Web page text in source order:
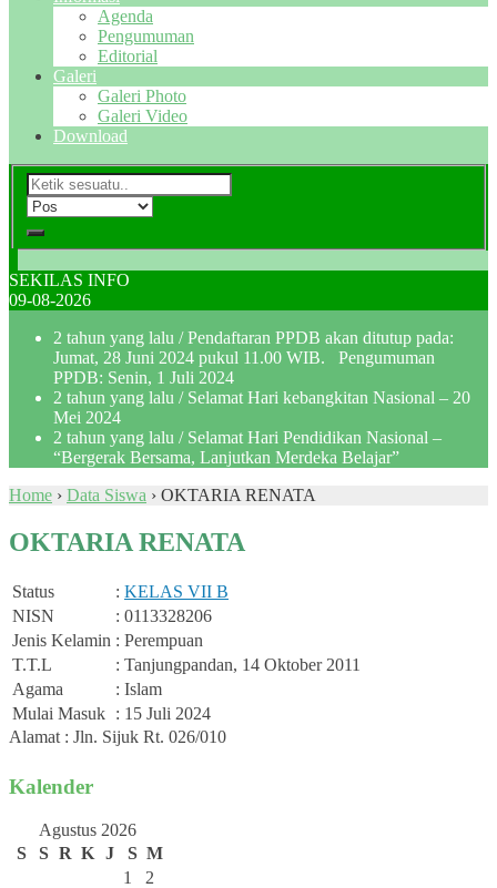
Agenda
Pengumuman
Editorial
Galeri
Galeri Photo
Galeri Video
Download
SEKILAS INFO
09-08-2026
2 tahun yang lalu / Pendaftaran PPDB akan ditutup pada:
Jumat, 28 Juni 2024 pukul 11.00 WIB. Pengumuman
PPDB: Senin, 1 Juli 2024
2 tahun yang lalu / Selamat Hari kebangkitan Nasional – 20
Mei 2024
2 tahun yang lalu / Selamat Hari Pendidikan Nasional –
“Bergerak Bersama, Lanjutkan Merdeka Belajar”
Home › Data Siswa › OKTARIA RENATA
OKTARIA RENATA
Status : KELAS VII B
NISN
: 0113328206
Jenis Kelamin : Perempuan
T.T.L
: Tanjungpandan, 14 Oktober 2011
Agama
: Islam
Mulai Masuk : 15 Juli 2024
Alamat : Jln. Sijuk Rt. 026/010
Kalender
Agustus 2026
S
S R K J S M
1
2